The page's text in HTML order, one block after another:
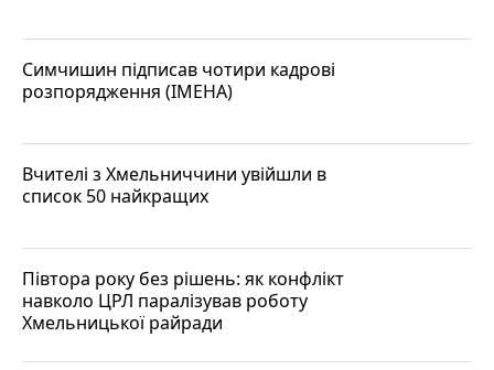
Симчишин підписав чотири кадрові
розпорядження (ІМЕНА)
Вчителі з Хмельниччини увійшли в
список 50 найкращих
Півтора року без рішень: як конфлікт
навколо ЦРЛ паралізував роботу
Хмельницької райради